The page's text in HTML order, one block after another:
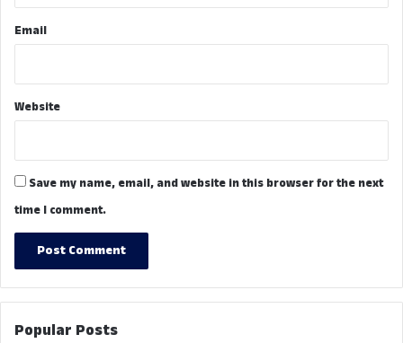
Email
Website
Save my name, email, and website in this browser for the next
time I comment.
Popular Posts